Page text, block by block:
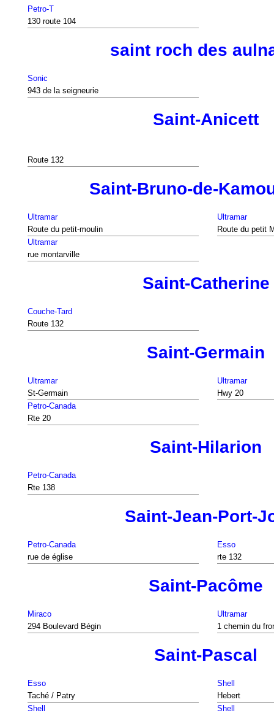
Petro-T
130 route 104
saint roch des
Sonic
943 de la seigneurie
Saint-Anicett
Route 132
Saint-Bruno-de-
Ultramar
Route du petit-moulin
Ultramar
Route du petit
Ultramar
rue montarville
Saint-Catherine
Couche-Tard
Route 132
Saint-Germain
Ultramar
St-Germain
Ultramar
Hwy 20
Petro-Canada
Rte 20
Saint-Hilarion
Petro-Canada
Rte 138
Saint-Jean-Port-
Petro-Canada
rue de église
Esso
rte 132
Saint-Pacôme
Miraco
294 Boulevard Bégin
Ultramar
1 chemin du
Saint-Pascal
Esso
Taché / Patry
Shell
Hebert
Shell
Shell